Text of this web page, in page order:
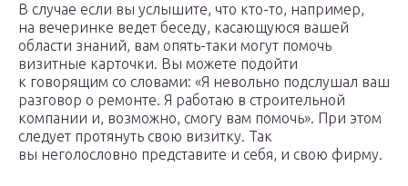
В случае если вы услышите, что кто-то, например,
на вечеринке ведет беседу, касающуюся вашей
области знаний, вам опять-таки могут помочь
визитные карточки. Вы можете подойти
к говорящим со словами: «Я невольно подслушал ваш
разговор о ремонте. Я работаю в строительной
компании и, возможно, смогу вам помочь». При этом
следует протянуть свою визитку. Так
вы неголословно представите и себя, и свою фирму.